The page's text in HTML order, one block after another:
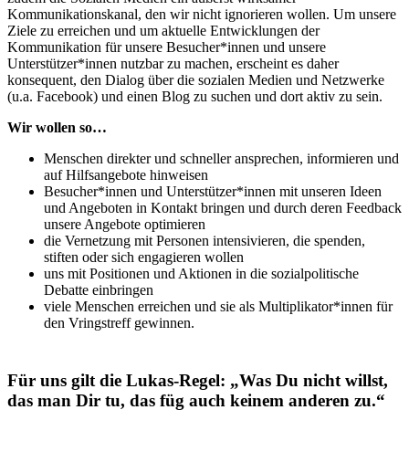
Kommunikationskanal, den wir nicht ignorieren wollen. Um unsere
Ziele zu erreichen und um aktuelle Entwicklungen der
Kommunikation für unsere Besucher*innen und unsere
Unterstützer*innen nutzbar zu machen, erscheint es daher
konsequent, den Dialog über die sozialen Medien und Netzwerke
(u.a. Facebook) und einen Blog zu suchen und dort aktiv zu sein.
Wir wollen so…
Menschen direkter und schneller ansprechen, informieren und
auf Hilfsangebote hinweisen
Besucher*innen und Unterstützer*innen mit unseren Ideen
und Angeboten in Kontakt bringen und durch deren Feedback
unsere Angebote optimieren
die Vernetzung mit Personen intensivieren, die spenden,
stiften oder sich engagieren wollen
uns mit Positionen und Aktionen in die sozialpolitische
Debatte einbringen
viele Menschen erreichen und sie als Multiplikator*innen für
den Vringstreff gewinnen.
Für uns gilt die Lukas-Regel: „Was Du nicht willst,
das man Dir tu, das füg auch keinem anderen zu.“